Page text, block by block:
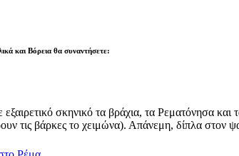
και Βόρεια θα συναντήσετε:
σκηνικό τα βράχια, τα Ρεματόνησα και
τις βάρκες το χειμώνα). Απάνεμη, δίπλα στον